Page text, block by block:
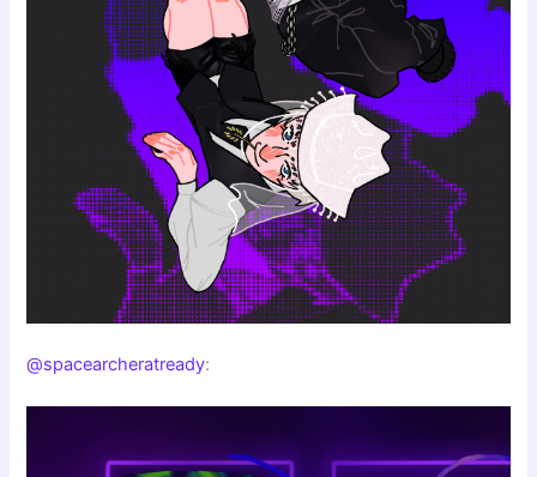
@spacearcheratready: